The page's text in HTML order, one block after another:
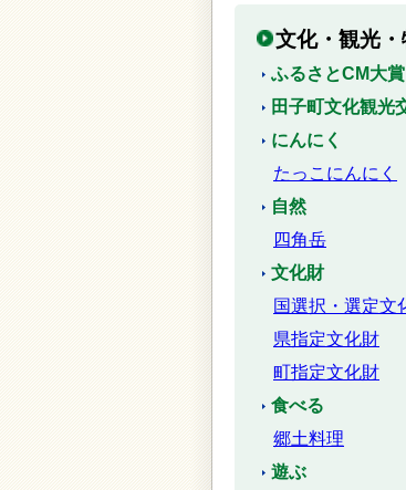
文化・観光
ふるさとCM大賞
田子町文化観
にんにく
たっこにんにく
自然
四角岳
文化財
国選択・選定文
県指定文化財
町指定文化財
食べる
郷土料理
遊ぶ